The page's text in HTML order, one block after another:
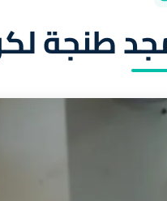
طنجة